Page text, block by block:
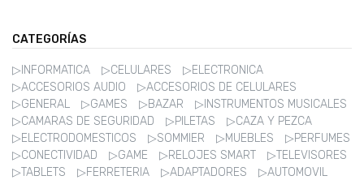
CATEGORÍAS
▷INFORMATICA ▷CELULARES
▷ELECTRONICA
▷ACCESORIOS AUDIO
▷ACCESORIOS DE CELULARES
▷GENERAL
▷GAMES ▷BAZAR
▷INSTRUMENTOS MUSICALES
▷CAMARAS DE SEGURIDAD
▷PILETAS
▷CAZA Y PEZCA
▷ELECTRODOMESTICOS
▷SOMMIER ▷MUEBLES
▷PERFUMES
▷CONECTIVIDAD
▷GAME ▷RELOJES SMART
▷TELEVISORES
▷TABLETS
▷FERRETERIA ▷ADAPTADORES
▷AUTOMOVIL